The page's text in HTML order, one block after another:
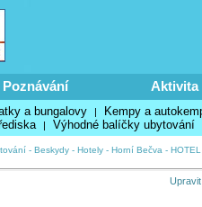
Poznávání Aktivita
a bungalovy | Kempy a
| Výhodné balíčky ubytování
- Beskydy - Hotely - Horní Bečva -